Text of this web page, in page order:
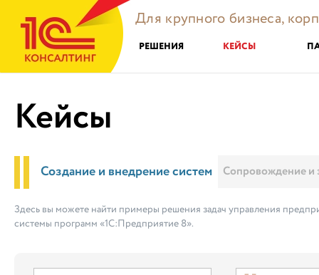
Для крупного бизнеса,
РЕШЕНИЯ КЕЙСЫ
Кейсы
Создание и внедрение систем Сопровождение и
Здесь вы можете найти примеры решения задач управления
системы программ «1С:Предприятие 8».